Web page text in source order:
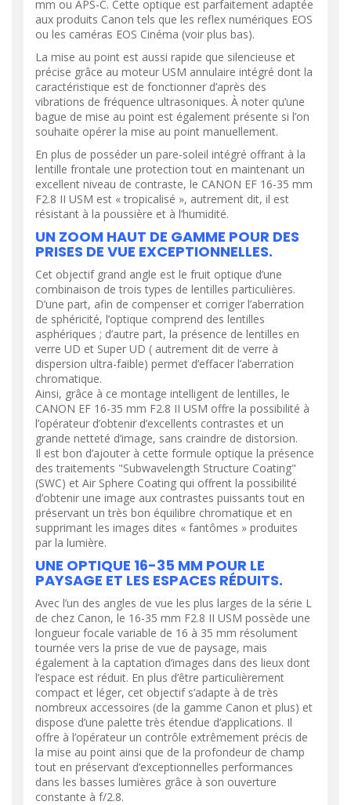
mm ou APS-C. Cette optique est parfaitement adaptée
aux produits Canon tels que les reflex numériques EOS
ou les caméras EOS Cinéma (voir plus bas).
La mise au point est aussi rapide que silencieuse et
précise grâce au moteur USM annulaire intégré dont la
caractéristique est de fonctionner d’après des
vibrations de fréquence ultrasoniques. À noter qu’une
bague de mise au point est également présente si l’on
souhaite opérer la mise au point manuellement.
En plus de posséder un pare-soleil intégré offrant à la
lentille frontale une protection tout en maintenant un
excellent niveau de contraste, le CANON EF 16-35 mm
F2.8 II USM est « tropicalisé », autrement dit, il est
résistant à la poussière et à l’humidité.
UN ZOOM HAUT DE GAMME POUR DES
PRISES DE VUE EXCEPTIONNELLES.
Cet objectif grand angle est le fruit optique d’une
combinaison de trois types de lentilles particulières.
D’une part, afin de compenser et corriger l’aberration
de sphéricité, l’optique comprend des lentilles
asphériques ; d’autre part, la présence de lentilles en
verre UD et Super UD ( autrement dit de verre à
dispersion ultra-faible) permet d’effacer l’aberration
chromatique.
Ainsi, grâce à ce montage intelligent de lentilles, le
CANON EF 16-35 mm F2.8 II USM offre la possibilité à
l’opérateur d’obtenir d’excellents contrastes et un
grande netteté d’image, sans craindre de distorsion.
Il est bon d’ajouter à cette formule optique la présence
des traitements "Subwavelength Structure Coating"
(SWC) et Air Sphere Coating qui offrent la possibilité
d’obtenir une image aux contrastes puissants tout en
préservant un très bon équilibre chromatique et en
supprimant les images dites « fantômes » produites
par la lumière.
UNE OPTIQUE 16-35 MM POUR LE
PAYSAGE ET LES ESPACES RÉDUITS.
Avec l’un des angles de vue les plus larges de la série L
de chez Canon, le 16-35 mm F2.8 II USM possède une
longueur focale variable de 16 à 35 mm résolument
tournée vers la prise de vue de paysage, mais
également à la captation d’images dans des lieux dont
l’espace est réduit. En plus d’être particulièrement
compact et léger, cet objectif s’adapte à de très
nombreux accessoires (de la gamme Canon et plus) et
dispose d’une palette très étendue d’applications. Il
offre à l’opérateur un contrôle extrêmement précis de
la mise au point ainsi que de la profondeur de champ
tout en préservant d’exceptionnelles performances
dans les basses lumières grâce à son ouverture
constante à f/2.8.